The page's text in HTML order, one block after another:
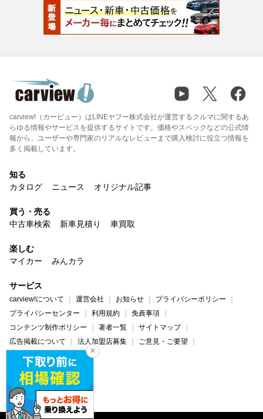
carview!（カービュー）はLINEヤフー株式会社が運営するクルマに関するあ
らゆる情報やサービスを提供するサイトです。価格やスペックなどの公式情
報から、ユーザーや専門家のリアルなレビューまで購入検討に役立つ情報を
多く掲載しています。
知る
カタログ
ニュース オリジナル記事
買う・売る
中古車検索
新車見積り 車買取
楽しむ
マイカー
みんカラ
サービス
carview!について 運営会社 お知らせ
プライバシーポリシー
プライバシーセンター
利用規約
免責事項
コンテンツ制作ポリシー
著者一覧
サイトマップ
広告掲載について
法人加盟店募集
ご意見・ご要望
ヘルプ・お問い合わせ
carview! Yahoo! JAPAN